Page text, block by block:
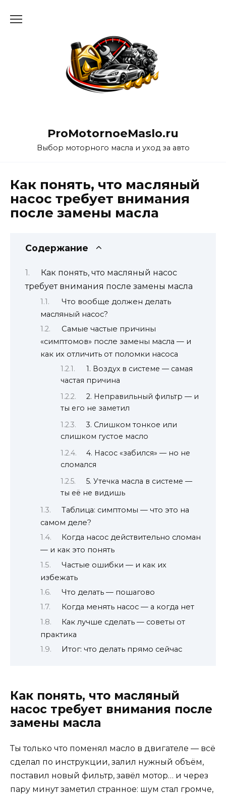
ProMotornoeMaslo.ru
Выбор моторного масла и уход за авто
Как понять, что масляный
насос требует внимания
после замены масла
Содержание
Как понять, что масляный насос
требует внимания после замены масла
Что вообще должен делать
масляный насос?
Самые частые причины
«симптомов» после замены масла — и
как их отличить от поломки насоса
1. Воздух в системе — самая
частая причина
2. Неправильный фильтр — и
ты его не заметил
3. Слишком тонкое или
слишком густое масло
4. Насос «забился» — но не
сломался
5. Утечка масла в системе —
ты её не видишь
Таблица: симптомы — что это на
самом деле?
Когда насос действительно сломан
— и как это понять
Частые ошибки — и как их
избежать
Что делать — пошагово
Когда менять насос — а когда нет
Как лучше сделать — советы от
практика
Итог: что делать прямо сейчас
Как понять, что масляный
насос требует внимания после
замены масла
Ты только что поменял масло в двигателе — всё
сделал по инструкции, залил нужный объём,
поставил новый фильтр, завёл мотор… и через
пару минут заметил странное: шум стал громче,